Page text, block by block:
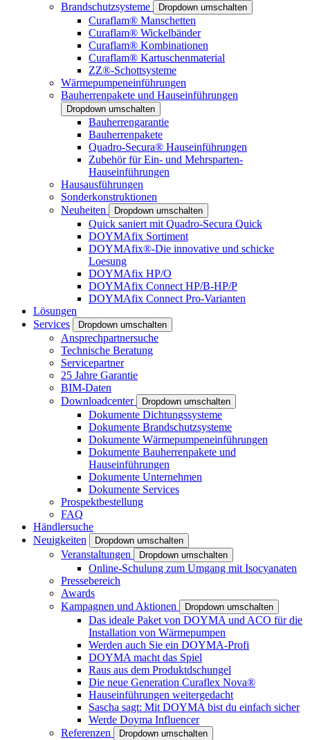
Brandschutzsysteme
Dropdown umschalten
Curaflam® Manschetten
Curaflam® Wickelbänder
Curaflam® Kombinationen
Curaflam® Kartuschenmaterial
ZZ®-Schottsysteme
Wärmepumpeneinführungen
Bauherrenpakete und Hauseinführungen
Dropdown umschalten
Bauherrengarantie
Bauherrenpakete
Quadro-Secura® Hauseinführungen
Zubehör für Ein- und Mehrsparten-
Hauseinführungen
Hausausführungen
Sonderkonstruktionen
Neuheiten
Dropdown umschalten
Quick saniert mit Quadro-Secura Quick
DOYMAfix Sortiment
DOYMAfix®-Die innovative und schicke
Loesung
DOYMAfix HP/O
DOYMAfix Connect HP/B-HP/P
DOYMAfix Connect Pro-Varianten
Lösungen
Services
Dropdown umschalten
Ansprechpartnersuche
Technische Beratung
Servicepartner
25 Jahre Garantie
BIM-Daten
Downloadcenter
Dropdown umschalten
Dokumente Dichtungssysteme
Dokumente Brandschutzsysteme
Dokumente Wärmepumpeneinführungen
Dokumente Bauherrenpakete und
Hauseinführungen
Dokumente Unternehmen
Dokumente Services
Prospektbestellung
FAQ
Händlersuche
Neuigkeiten
Dropdown umschalten
Veranstaltungen Dropdown umschalten
Online-Schulung zum Umgang mit Isocyanaten
Pressebereich
Awards
Kampagnen und Aktionen
Dropdown umschalten
Das ideale Paket von DOYMA und ACO für die
Installation von Wärmepumpen
Werden auch Sie ein DOYMA-Profi
DOYMA macht das Spiel
Raus aus dem Produktdschungel
Die neue Generation Curaflex Nova®
Hauseinführungen weitergedacht
Sascha sagt: Mit DOYMA bist du einfach sicher
Werde Doyma Influencer
Referenzen
Dropdown umschalten